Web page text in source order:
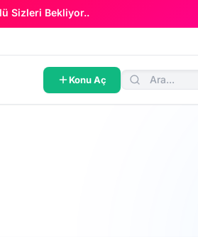
Sizleri Bekliyor..
Konu Aç